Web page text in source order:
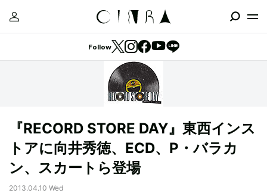
Follow
『RECORD STORE DAY』東西インス
トアに向井秀徳、ECD、P・バラカ
ン、スカートら登場
2013.04.10 Wed